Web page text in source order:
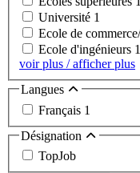
Université 1
Ecole de
Ecole d'ingénieurs 1
voir plus / afficher plus
Langues
Français 1
Désignation
TopJob